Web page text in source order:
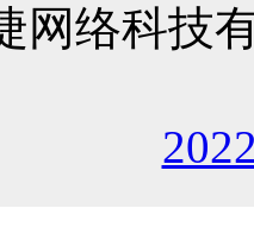
网络科